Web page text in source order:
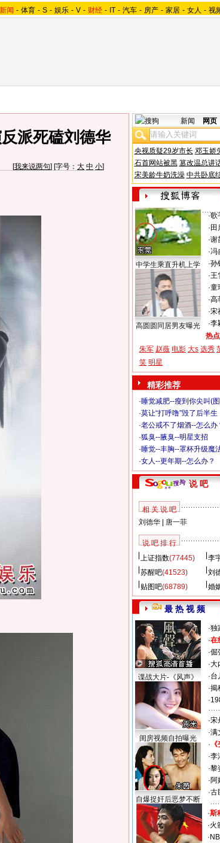
新闻 - 体育 - S - 娱乐 - V - 财经 - IT - 汽车 - 房产 - 家居 - 女人 - 视
派死磕刘德华
[我来说两句] [字号： 大 中 小]
新闻 网页
央视质疑29岁市长 邓玉娇
石首网站被黑 篡改温总讲
宋美龄牛奶洗澡 中共卧底
中学生乘直升机上学
高圆圆同居男友曝光
·歌
· 田
·谢
·冯
·孙
·王
·童
·高
·宋
·李
热
朱军 赵薇 电影 大s 选秀
笑 明星
精彩推荐
·睡觉减肥--瘦到你尖叫(
·莫让“打呼噜”毁了后半生
·老公戒不了烟酒--怎么办
·狐臭--腋臭--明星支招
·睡觉--丰胸--罩杯升级魔
·女人--更年期--怎么办？
说 吧
相 关 说 吧
刘德华| 唐一菲
说 吧 排 行
上证指数(77445) 李
苏醒吧(41523) 刘
贴图吧(68789) 婚
最 热 视 频
谍战大片-《风声》
闺房视频自拍曝光
自爆捉奸后恶梦不断
·独
·在
·倔
·大
·台
·揭
·
·宋
·满
·
·李
·黎
·阿
·古
·斯
·火
·